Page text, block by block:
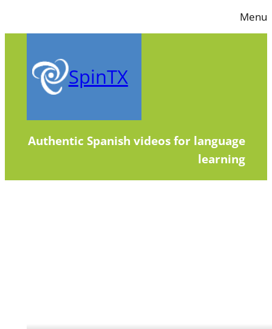
to
Menu
SpinTX
Authentic Spanish videos for language
learning